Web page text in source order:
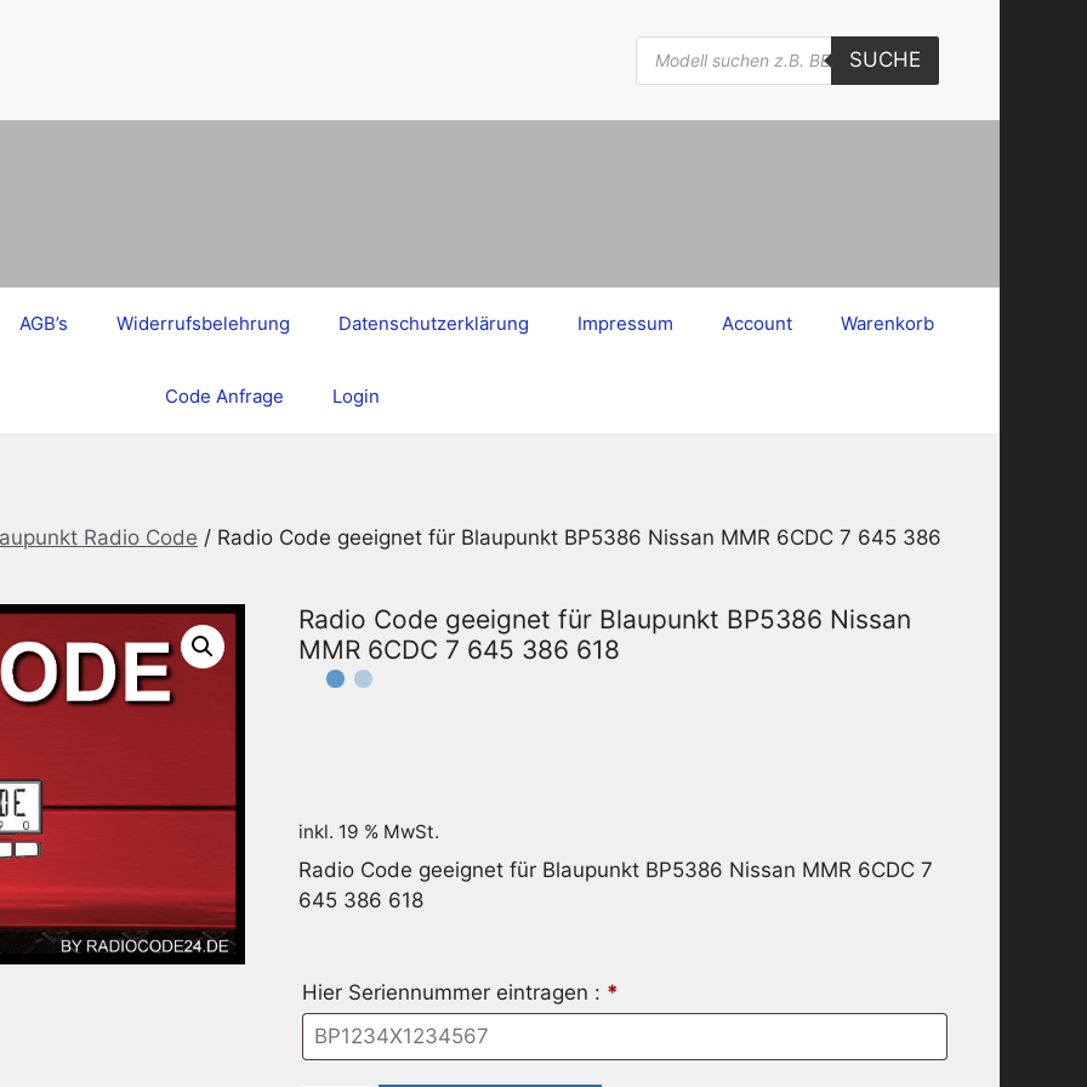
Products
search
SUCHE
AGB’s Widerrufsbelehrung Datenschutzerklärung Impressum Account Warenkorb
Code Anfrage Login
Radio Code / Radio Code geeignet für Blaupunkt BP5386 Nissan MMR 6CDC 7 645 386
Radio Code geeignet für Blaupunkt BP5386 Nissan
MMR 6CDC 7 645 386 618
inkl. 19 % MwSt.
Radio Code geeignet für Blaupunkt BP5386 Nissan MMR 6CDC 7
645 386 618
Hier Seriennummer eintragen : *